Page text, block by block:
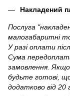
Накладений
Послуга
малогабаритні
У разі оплати
Сума
замовлення.
будьте готові,
додатково від 20